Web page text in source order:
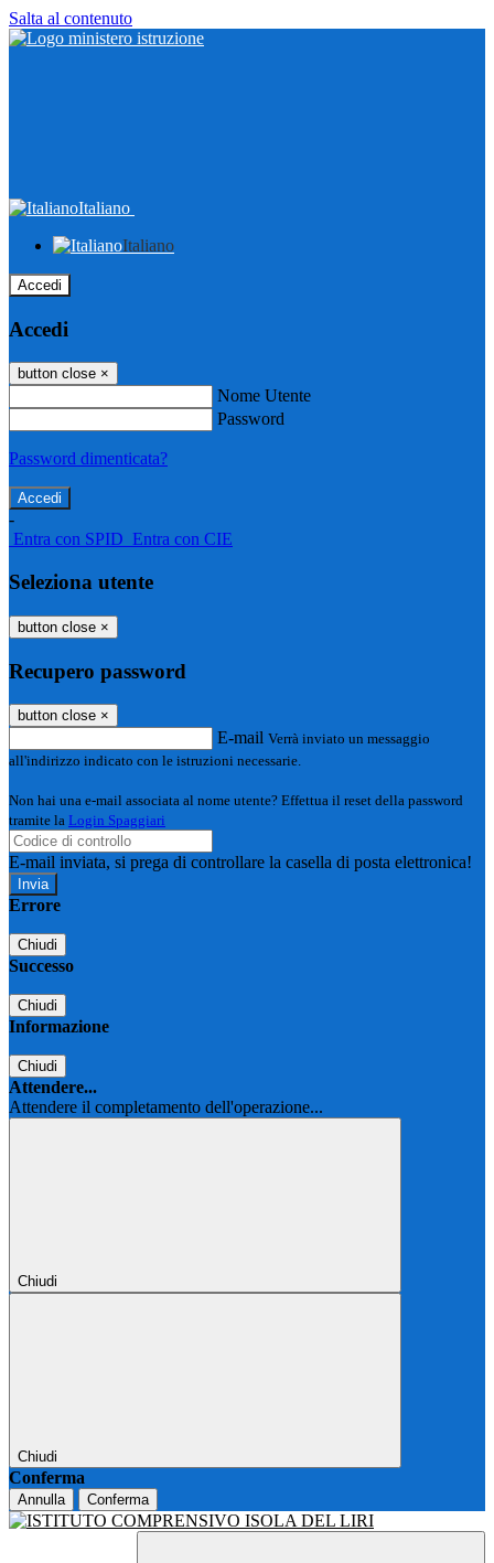
Salta al contenuto
Italiano
Italiano
Accedi
Accedi
button close ×
Nome Utente
Password
Password dimenticata?
-
Entra con SPID Entra con CIE
Seleziona utente
button close ×
Recupero password
button close ×
E-mail Verrà inviato un messaggio
all'indirizzo indicato con le istruzioni necessarie.
Non hai una e-mail associata al nome utente? Effettua il reset della password
tramite la Login Spaggiari
E-mail inviata, si prega di controllare la casella di posta elettronica!
Errore
Chiudi
Successo
Chiudi
Informazione
Chiudi
Attendere...
Attendere il completamento dell'operazione...
Chiudi
Chiudi
Conferma
Annulla Conferma